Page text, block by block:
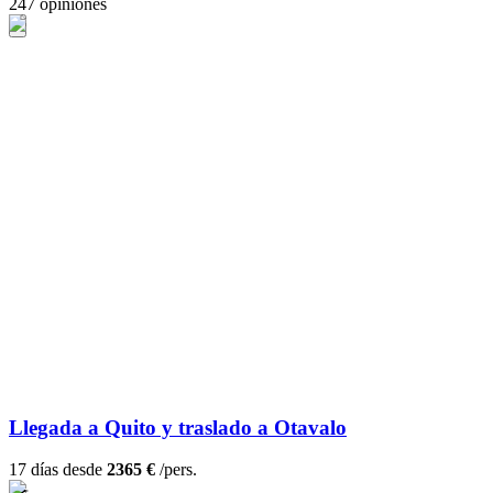
247 opiniones
Llegada a Quito y traslado a Otavalo
17 días desde 2365 € /pers.